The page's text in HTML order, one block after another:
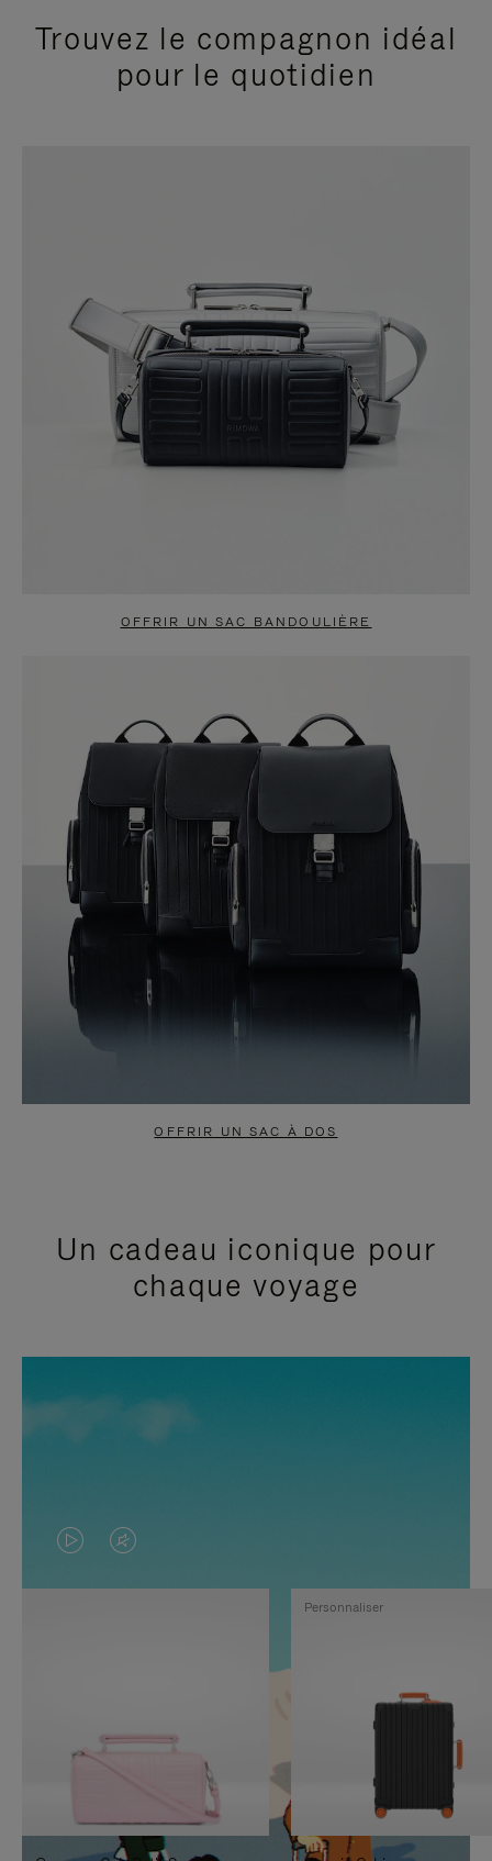
Trouvez le compagnon idéal
pour le quotidien
OFFRIR UN SAC BANDOULIÈRE
OFFRIR UN SAC À DOS
Un cadeau iconique pour
chaque voyage
LA
VIDÉO
PAUSE,
APPUYEZ
SUR
LE
SON
DÉSACTIVÉ.
VEUILLEZ
Personnaliser